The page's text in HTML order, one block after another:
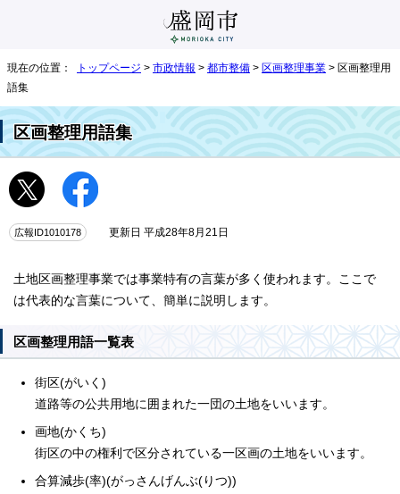
現在の位置： トップページ > 市政情報 > 都市整備 > 区画整理事業 > 区画整理用
語集
区画整理用語集
広報ID1010178 更新日 平成28年8月21日
土地区画整理事業では事業特有の言葉が多く使われます。ここで
は代表的な言葉について、簡単に説明します。
区画整理用語一覧表
街区(がいく)
道路等の公共用地に囲まれた一団の土地をいいます。
画地(かくち)
街区の中の権利で区分されている一区画の土地をいいます。
合算減歩(率)(がっさんげんぶ(りつ))